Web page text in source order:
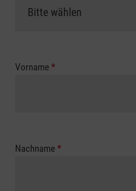
Vorname *
Nachname *